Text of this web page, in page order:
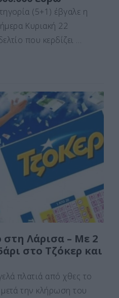
(5+1) έβγαλε η
Κυριακή 22
που κερδίζει …
στη Λάρισα – Με 2
στο Τζόκερ και
πλατιά από χθες το
την κλήρωση του